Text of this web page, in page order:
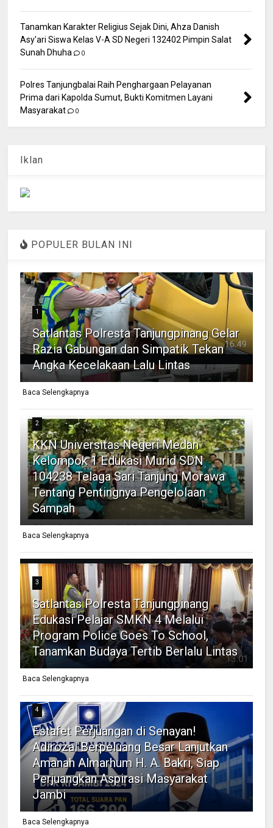
Tanamkan Karakter Religius Sejak Dini, Ahza Danish
Asy'ari Siswa Kelas V-A SD Negeri 132402 Pimpin Salat
Sunah Dhuha
0
Polres Tanjungbalai Raih Penghargaan Pelayanan
Prima dari Kapolda Sumut, Bukti Komitmen Layani
Masyarakat
0
Iklan
POPULER BULAN INI
1
Satlantas Polresta Tanjungpinang Gelar
Razia Gabungan dan Simpatik Tekan
Angka Kecelakaan Lalu Lintas
Baca Selengkapnya
2
KKN Universitas Negeri Medan
Kelompok 1 Edukasi Murid SDN
104238 Telaga Sari Tanjung Morawa
Tentang Pentingnya Pengelolaan
Sampah
Baca Selengkapnya
3
Satlantas Polresta Tanjungpinang
Edukasi Pelajar SMKN 4 Melalui
Program Police Goes To School,
Tanamkan Budaya Tertib Berlalu Lintas
Baca Selengkapnya
4
Estafet Perjuangan di Senayan!
Adirozal Berpeluang Besar Lanjutkan
Amanah Almarhum H. A. Bakri, Siap
Perjuangkan Aspirasi Masyarakat
Jambi
Baca Selengkapnya